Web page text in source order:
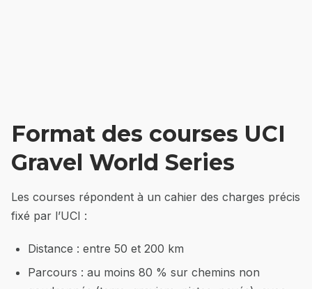
Format des courses UCI
Gravel World Series
Les courses répondent à un cahier des charges précis
fixé par l’UCI :
Distance : entre 50 et 200 km
Parcours : au moins 80 % sur chemins non